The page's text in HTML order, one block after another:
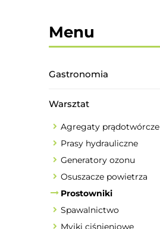
Menu
Gastronomia
Warsztat
Agregaty prądotwórcze
Prasy hydrauliczne
Generatory ozonu
Osuszacze powietrza
Prostowniki
Spawalnictwo
Myjki ciśnieniowe